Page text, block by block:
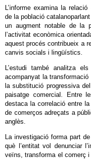
L’informe examina la relació
de la població
un augment notable de la
l’activitat econòmica
aquest procés contribueix a
canvis socials i lingüístics.
L’estudi també analitza
acompanyat la
la substitució progressiva
paisatge comercial. Entre
destaca la correlació entre
de comerços adreçats a
anglès.
La investigació forma part
què l’entitat vol denunciar
veïns, transforma el comerç i